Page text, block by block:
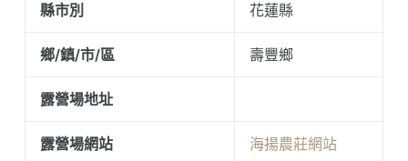
縣市別 花蓮縣
鄉/鎮/市/區 壽豐鄉
露營場地址
露營場網站 海揚農莊網站